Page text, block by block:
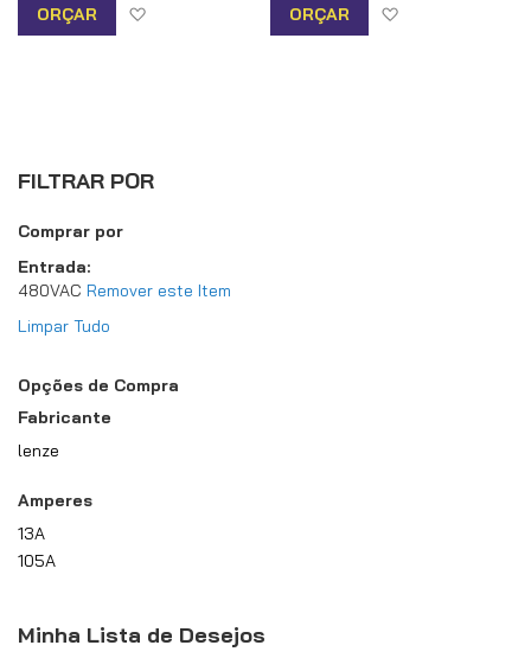
ORÇAR
Adicionar à lista de desejos
ORÇAR
FILTRAR POR
Comprar por
Entrada
480VAC Remover este Item
Limpar Tudo
Opções de Compra
Fabricante
lenze
Amperes
13A
105A
Minha Lista de Desejos